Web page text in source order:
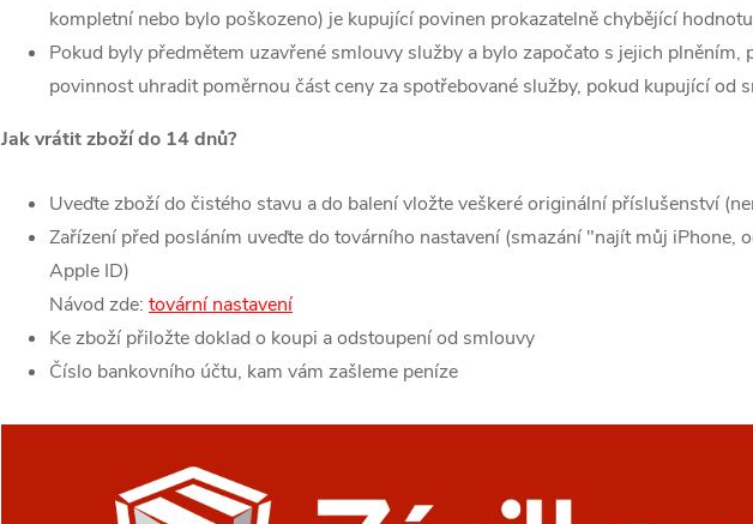
kompletní nebo bylo poškozeno) je kupující povinen prokazatelně chybějící
Pokud byly předmětem uzavřené smlouvy služby a bylo započato s jejich plněním,
povinnost uhradit poměrnou část ceny za spotřebované služby, pokud kupující od
Jak vrátit zboží do 14 dnů?
Uveďte zboží do čistého stavu a do balení vložte veškeré originální příslušenství
Zařízení před posláním uveďte do továrního nastavení (smazání "najít můj iPhone,
Apple ID)
Návod zde: tovární nastavení
Ke zboží přiložte doklad o koupi a odstoupení od smlouvy
Číslo bankovního účtu, kam vám zašleme peníze